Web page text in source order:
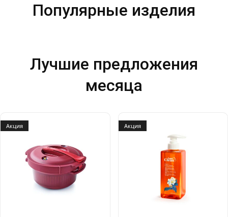
Популярные изделия
Лучшие предложения
месяца
Акция Акция